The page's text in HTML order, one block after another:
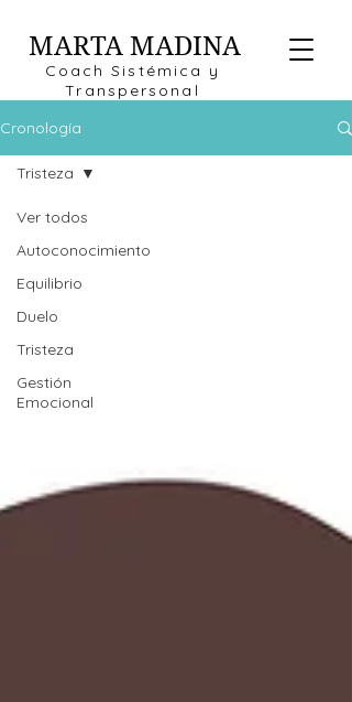
MARTA MADINA
Coach Sistémica y
Transpersonal
Cronología
Ver todos
Autoconocimiento
Equilibrio
Duelo
Tristeza
Gestión
Emocional
Tristeza